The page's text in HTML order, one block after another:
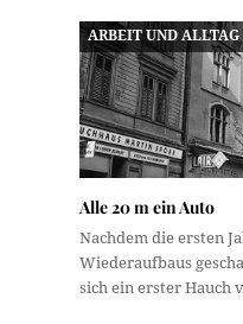
ARBEIT UND ALLTAG
Alle 20 m ein Auto
Nachdem die ersten
Wiederaufbaus
sich ein erster Hauch